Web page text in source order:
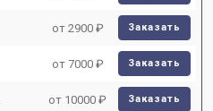
от 2900 ₽ Заказать
от 7000 ₽ Заказать
от 10000 ₽ Заказать